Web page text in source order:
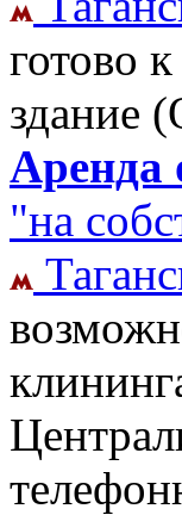
готово
здание
Аренда
"на